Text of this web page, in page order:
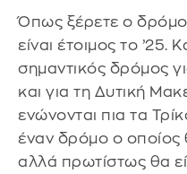
Όπως ξέρετε ο
είναι έτοιμος το ’25.
σημαντικός δρόμος
και για τη Δυτική
ενώνονται πια τα
έναν δρόμο ο οποίος
αλλά πρωτίστως θα